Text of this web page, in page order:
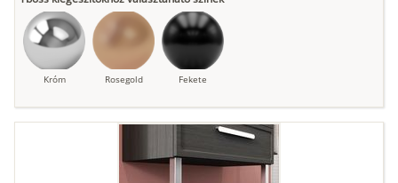
Króm Rosegold Fekete